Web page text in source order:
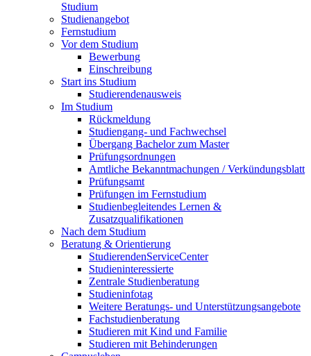
Studium
Studienangebot
Fernstudium
Vor dem Studium
Bewerbung
Einschreibung
Start ins Studium
Studierendenausweis
Im Studium
Rückmeldung
Studiengang- und Fachwechsel
Übergang Bachelor zum Master
Prüfungsordnungen
Amtliche Bekanntmachungen / Verkündungsblatt
Prüfungsamt
Prüfungen im Fernstudium
Studienbegleitendes Lernen &
Zusatzqualifikationen
Nach dem Studium
Beratung & Orientierung
StudierendenServiceCenter
Studieninteressierte
Zentrale Studienberatung
Studieninfotag
Weitere Beratungs- und Unterstützungsangebote
Fachstudienberatung
Studieren mit Kind und Familie
Studieren mit Behinderungen